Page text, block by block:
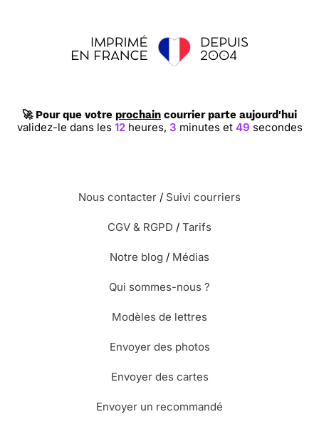
🚀 Pour que votre prochain courrier parte aujourd'hui
validez-le dans les 12heures, 3 minutes et 49 secondes
Nous contacter / Suivi courriers
CGV & RGPD / Tarifs
Notre blog / Médias
Qui sommes-nous ?
Modèles de lettres
Envoyer des photos
Envoyer des cartes
Envoyer un recommandé